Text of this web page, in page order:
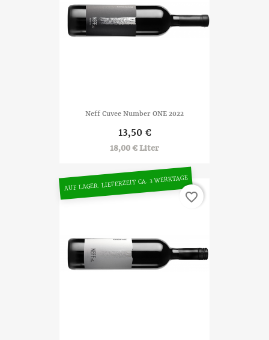
Neff Cuvee Number ONE 2022
13,50 €
18,00 € Liter
AUF LAGER. LIEFERZEIT CA. 3 WERKTAGE
favorite_border